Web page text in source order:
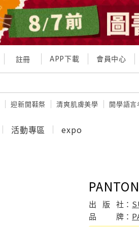
註冊 APP下載 會員中心
迎新開鞋祭 清爽肌膚美學 開學語
活動專區 expo
出 版 社：
品
牌：